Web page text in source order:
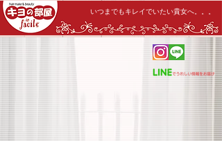
いつまでもキレイでいたい貴女へ。。。